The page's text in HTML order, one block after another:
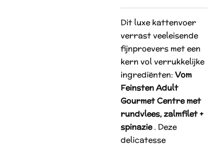
Dit luxe kattenvoer
verrast veeleisende
fijnproevers met een
kern vol verrukkelijke
ingrediënten: Vom
Feinsten Adult
Gourmet Centre met
rundvlees, zalmfilet +
spinazie . Deze
delicatesse